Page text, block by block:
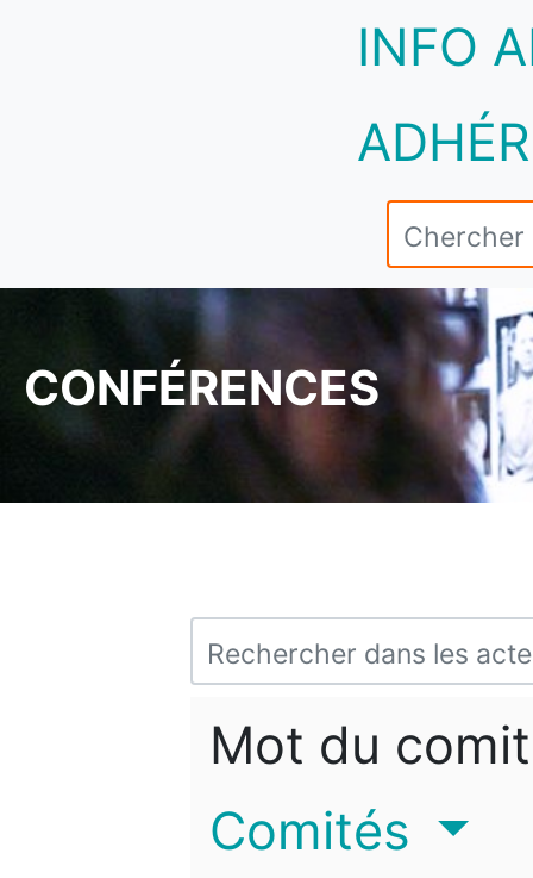
INFO
CONFÉRENCES
Mot du
Comités